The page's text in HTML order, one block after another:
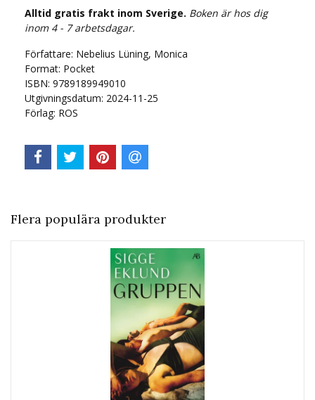
Alltid gratis frakt inom Sverige. Boken är hos dig
inom 4 - 7 arbetsdagar.
Författare: Nebelius Lüning, Monica
Format: Pocket
ISBN: 9789189949010
Utgivningsdatum: 2024-11-25
Förlag: ROS
Flera populära produkter